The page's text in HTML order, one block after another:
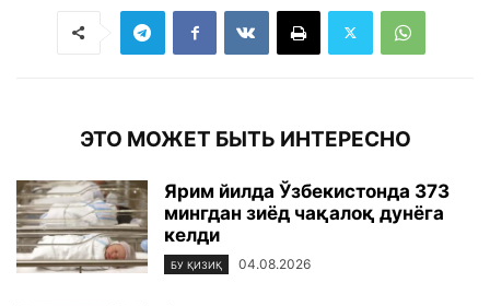
ЭТО МОЖЕТ БЫТЬ ИНТЕРЕСНО
Ярим йилда Ўзбекистонда 373
мингдан зиёд чақалоқ дунёга
келди
БУ ҚИЗИҚ 04.08.2026